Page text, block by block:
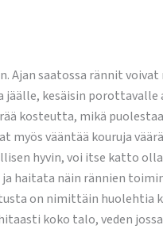
saatossa rännit
kesäisin porottavalle
kosteutta, mikä
vääntää kouruja
hyvin, voi itse katto
haitata näin rännien
on nimittäin huolehtia
koko talo, veden